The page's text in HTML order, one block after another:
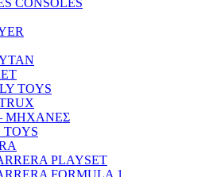
CONSOLES
TOYS
ΜΗΧΑΝΕΣ
PLAYSET